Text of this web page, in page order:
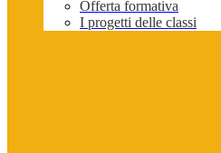
Offerta formativa
I progetti delle classi